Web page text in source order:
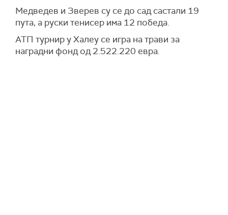
Медведев и Зверев су се до сад састали 19
пута, а руски тенисер има 12 победа.
АТП турнир у Халеу се игра на трави за
наградни фонд од 2.522.220 евра.